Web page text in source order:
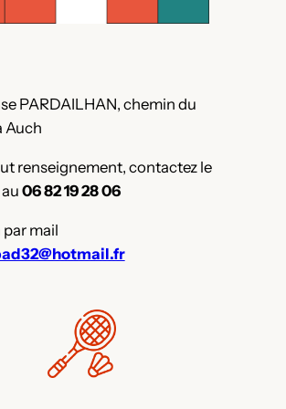
PARDAILHAN, chemin du
Auch
renseignement, contactez le
06 82 19 28 06
mail